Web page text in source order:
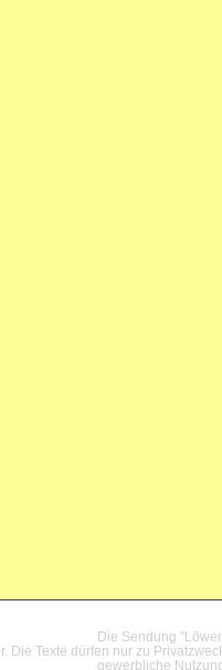
Die Sendung
Die Texte dürfen nur zu
gewerbliche